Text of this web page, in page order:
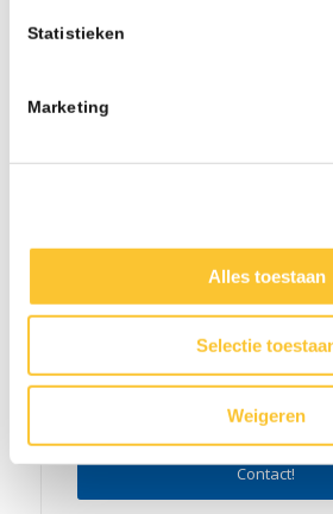
Statistieken
Marketing
Alles toestaan
Selectie
Weigeren
Nieuwsbrief week 24
Wijziging onbelaste
Nieuwsbrief week 21
verhogingen
Neem nu contact met ons op:
Contact!